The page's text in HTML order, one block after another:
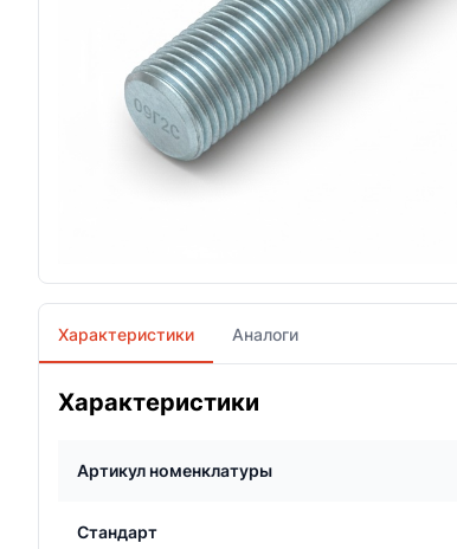
Характеристики Аналоги
Характеристики
Артикул номенклатуры
Стандарт